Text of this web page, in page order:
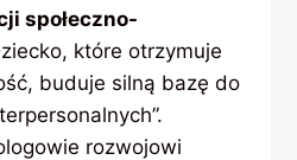
społeczno-
które otrzymuje
buduje silną bazę do
rozwojowi